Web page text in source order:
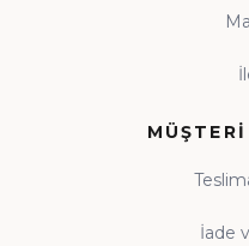
İade